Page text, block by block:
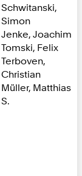
Schwitanski,
Simon
Jenke, Joachim
Tomski, Felix
Terboven,
Christian
Müller, Matthias
S.